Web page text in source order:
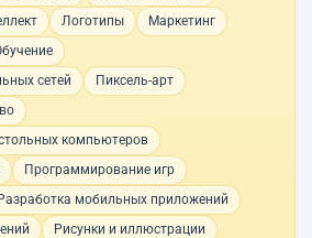
Логотипы
Маркетинг
сетей
Пиксель-арт
компьютеров
Программирование игр
Разработка мобильных приложений
Рисунки и иллюстрации